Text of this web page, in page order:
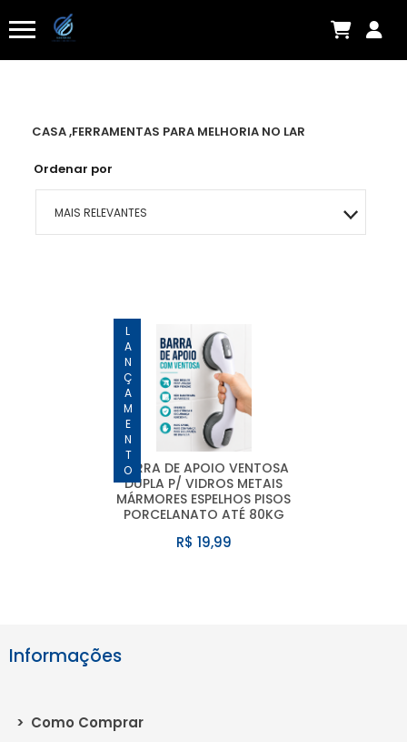
CASA ,FERRAMENTAS PARA MELHORIA NO LAR
Ordenar por
MAIS RELEVANTES
MAIOR PREÇOLANÇAMENTO
BARRA DE APOIO VENTOSA
DUPLA P/ VIDROS METAIS
MÁRMORES ESPELHOS PISOS
PORCELANATO ATÉ 80KG
R$ 19,99
Informações
> Como Comprar